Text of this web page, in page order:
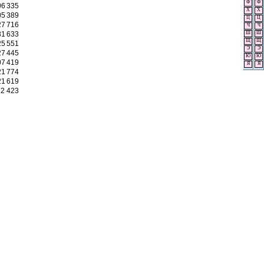
Ф
Х
Ц
Ч
Ш
Щ
Э
Ю
Я
Ф
Х
Ц
Ч
Ш
Щ
Э
Ю
Я
335
389
716
633
551
445
419
774
619
423